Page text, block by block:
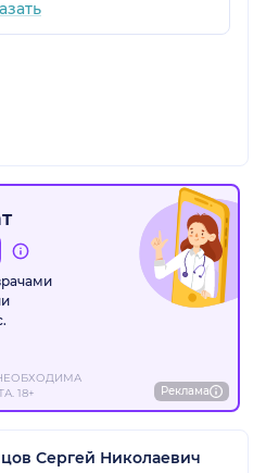
18+
Реклама
Сергей Николаевич